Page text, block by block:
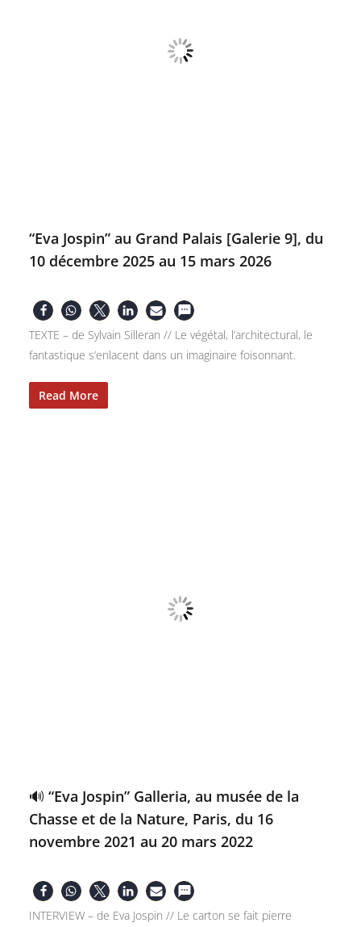
“Eva Jospin” au Grand Palais [Galerie 9], du
10 décembre 2025 au 15 mars 2026
TEXTE – de Sylvain Silleran // Le végétal, l’architectural, le
fantastique s’enlacent dans un imaginaire foisonnant.
Read More
🔊 “Eva Jospin” Galleria, au musée de la
Chasse et de la Nature, Paris, du 16
novembre 2021 au 20 mars 2022
INTERVIEW – de Eva Jospin // Le carton se fait pierre